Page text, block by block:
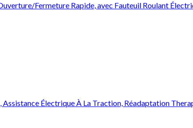
Fermeture Rapide, avec Fauteuil Roulant
Électrique À La Traction, Réadaptation